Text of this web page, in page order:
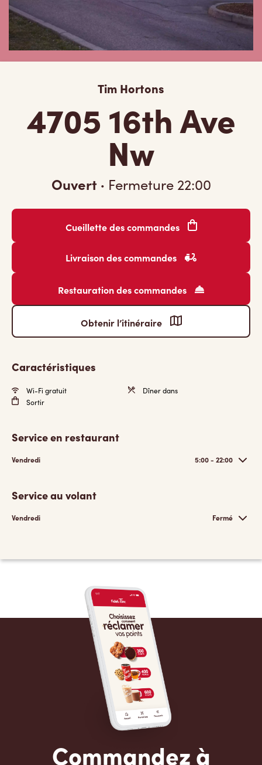
Tim Hortons
4705 16th Ave
Nw
Ouvert · Fermeture 22:00
Cueillette des commandes
Livraison des commandes
Restauration des commandes
Obtenir l’itinéraire
Caractéristiques
Wi-Fi gratuit
Dîner dans
Sortir
Service en restaurant
Vendredi 5:00 - 22:00
Service au volant
Vendredi Fermé
Commandez à